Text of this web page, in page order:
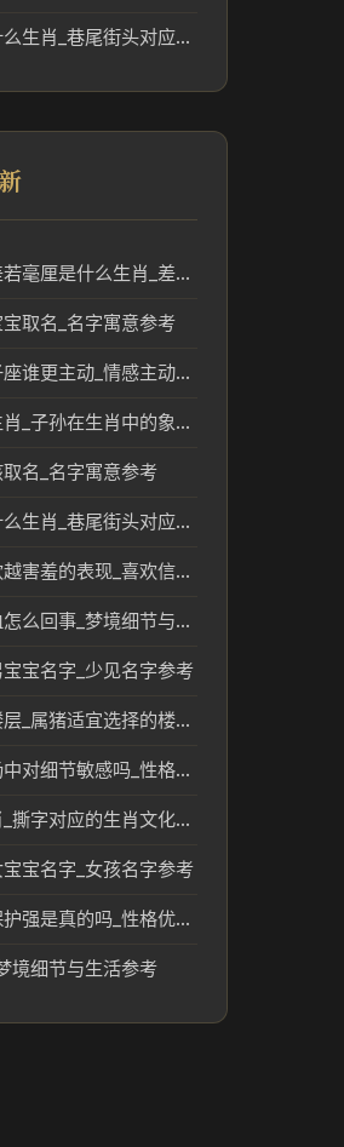
巷尾街头是什么生肖_巷尾街头对应的生肖文化解读
失之千里，差若毫厘是什么生肖_差之毫厘失之千里对应生肖分析
取名_名字寓意参考
水瓶座和双子座谁更主动_情感主动度解读
子孙是什么生肖_子孙在生肖中的象征与传统分析
名_名字寓意参考
巷尾街头是什么生肖_巷尾街头对应的生肖文化解读
双子座越喜欢越害羞的表现_喜欢信号参考
梦到下面流血怎么回事_梦境细节与压力线索
宝名字_少见名字参考
属猪的吉利楼层_属猪适宜选择的楼层风水与寓意
双子座在职场中对细节敏感吗_性格短板分析
撕是什么生肖_撕字对应的生肖文化解读
宝名字_女孩名字参考
狮子座自我保护强是真的吗_性格优势解析
境细节与生活参考